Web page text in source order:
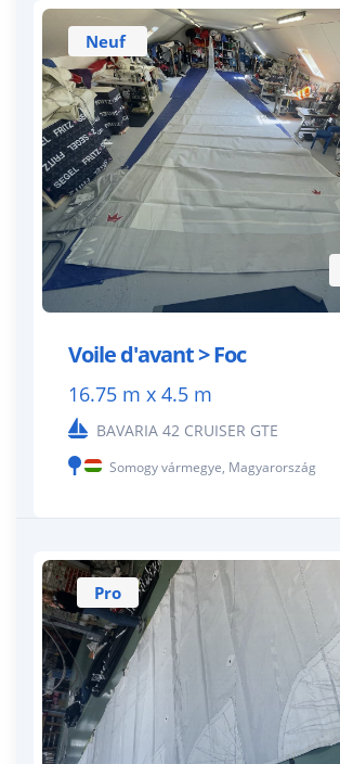
Neuf
Voile d'avant > Foc
16.75 m x 4.5 m
BAVARIA 42 CRUISER GTE
Somogy vármegye, Magyarország
Pro